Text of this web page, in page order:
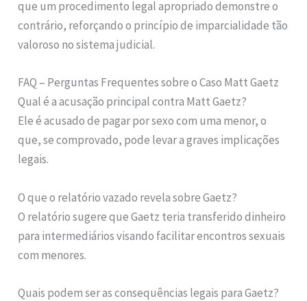
que um procedimento legal apropriado demonstre o
contrário, reforçando o princípio de imparcialidade tão
valoroso no sistema judicial.
FAQ – Perguntas Frequentes sobre o Caso Matt Gaetz
Qual é a acusação principal contra Matt Gaetz?
Ele é acusado de pagar por sexo com uma menor, o
que, se comprovado, pode levar a graves implicações
legais.
O que o relatório vazado revela sobre Gaetz?
O relatório sugere que Gaetz teria transferido dinheiro
para intermediários visando facilitar encontros sexuais
com menores.
Quais podem ser as consequências legais para Gaetz?